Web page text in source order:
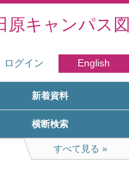
原キャンパス
ログイン English
新着資料
横断検索
すべて見る